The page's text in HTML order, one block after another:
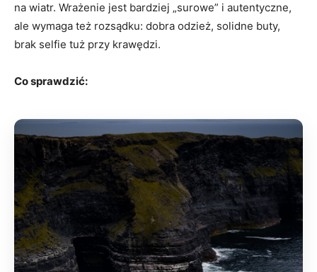
na wiatr. Wrażenie jest bardziej „surowe” i autentyczne,
ale wymaga też rozsądku: dobra odzież, solidne buty,
brak selfie tuż przy krawędzi.
Co sprawdzić: